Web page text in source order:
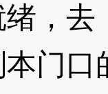
去
门